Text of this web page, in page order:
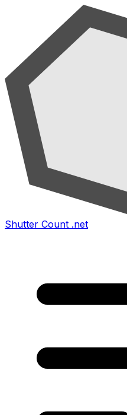
Shutter Count .net